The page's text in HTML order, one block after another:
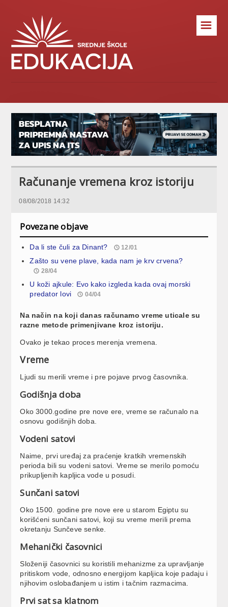
☰
Računanje vremena kroz istoriju
08/08/2018 14:32
Povezane objave
Da li ste čuli za Dinant? 12/01
Zašto su vene plave, kada nam je krv crvena?
28/04
U koži ajkule: Evo kako izgleda kada ovaj morski
predator lovi
04/04
Na način na koji danas računamo vreme uticale su
razne metode primenjivane kroz istoriju.
Ovako je tekao proces merenja vremena.
Vreme
Ljudi su merili vreme i pre pojave prvog časovnika.
Godišnja doba
Oko 3000.godine pre nove ere, vreme se računalo na
osnovu godišnjih doba.
Vodeni satovi
Naime, prvi uređaj za praćenje kratkih vremenskih
perioda bili su vodeni satovi. Vreme se merilo pomoću
prikupljenih kapljica vode u posudi.
Sunčani satovi
Oko 1500. godine pre nove ere u starom Egiptu su
korišćeni sunčani satovi, koji su vreme merili prema
okretanju Sunčeve senke.
Mehanički časovnici
Složeniji časovnici su koristili mehanizme za upravljanje
pritiskom vode, odnosno energijom kapljica koje padaju i
njihovim oslobađanjem u istim i tačnim razmacima.
Prvi sat sa klatnom